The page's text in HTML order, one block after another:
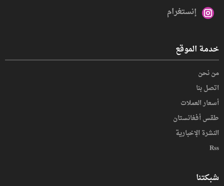
إنستغرام
خدمة الموقع
من نحن
اتصل بنا
أسعار العملات
طقس أفغانستان
النشرة الإخبارية
Rss
شبكتنا